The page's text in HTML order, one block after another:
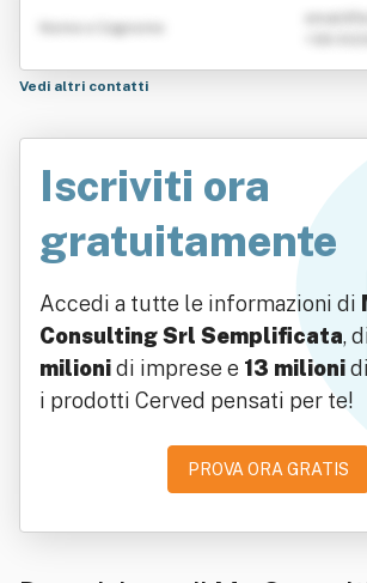
Nome e Cognome
Vedi altri contatti
Iscriviti ora
gratuitamente
Accedi a tutte le informazioni di
Consulting Srl Semplificata,
milionidi imprese e 13 milioni
i prodotti Cerved pensati per te!
PROVA ORA GRATIS